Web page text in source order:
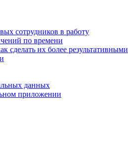
сотрудников в работу
по времени
сделать их более результативными
данных
приложении